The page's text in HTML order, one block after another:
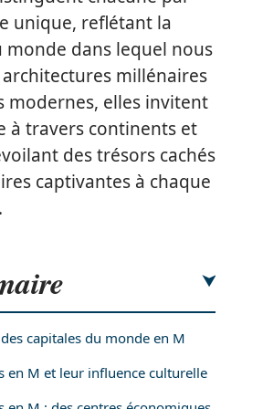
unique, reflétant la
monde dans lequel nous
architectures millénaires
modernes, elles invitent
à travers continents et
des trésors cachés
captivantes à chaque
capitales du monde en M
en M et leur influence culturelle